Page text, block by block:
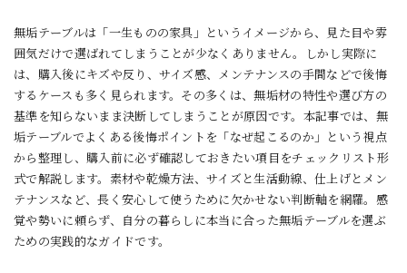
無垢テーブルは「一生ものの家具」というイメージから、見た目や雰
囲気だけで選ばれてしまうことが少なくありません。しかし実際に
は、購入後にキズや反り、サイズ感、メンテナンスの手間などで後悔
するケースも多く見られます。その多くは、無垢材の特性や選び方の
基準を知らないまま決断してしまうことが原因です。本記事では、無
垢テーブルでよくある後悔ポイントを「なぜ起こるのか」という視点
から整理し、購入前に必ず確認しておきたい項目をチェックリスト形
式で解説します。素材や乾燥方法、サイズと生活動線、仕上げとメン
テナンスなど、長く安心して使うために欠かせない判断軸を網羅。感
覚や勢いに頼らず、自分の暮らしに本当に合った無垢テーブルを選ぶ
ための実践的なガイドです。